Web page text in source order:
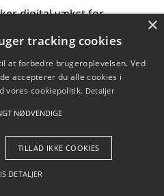
digital vækst for
for genbrug af elektronik
- Pilanto Aps
×
tracking cookies
at forbedre brugeroplevelsen. Ved
accepterer du alle cookies i
vores cookiepolitik. Detaljer
NØDVENDIGE
TILLAD IKKE COOKIES
DETALJER